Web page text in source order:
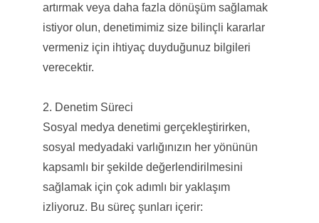
artırmak veya daha fazla dönüşüm sağlamak
istiyor olun, denetimimiz size bilinçli kararlar
vermeniz için ihtiyaç duyduğunuz bilgileri
verecektir.
2. Denetim Süreci
Sosyal medya denetimi gerçekleştirirken,
sosyal medyadaki varlığınızın her yönünün
kapsamlı bir şekilde değerlendirilmesini
sağlamak için çok adımlı bir yaklaşım
izliyoruz. Bu süreç şunları içerir: